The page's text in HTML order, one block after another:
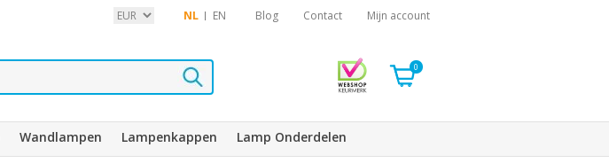
NL EN Blog Contact Mijn account
0
Wandlampen Lampenkappen Lamp Onderdelen